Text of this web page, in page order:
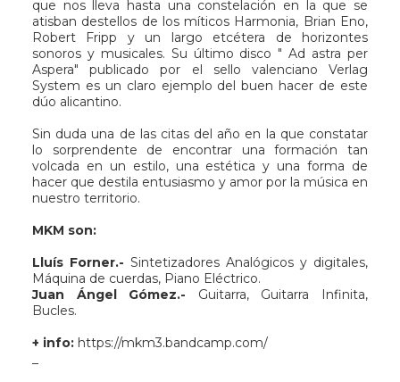
que nos lleva hasta una constelación en la que se
atisban destellos de los míticos Harmonia, Brian Eno,
Robert Fripp y un largo etcétera de horizontes
sonoros y musicales. Su último disco " Ad astra per
Aspera" publicado por el sello valenciano Verlag
System es un claro ejemplo del buen hacer de este
dúo alicantino.
Sin duda una de las citas del año en la que constatar
lo sorprendente de encontrar una formación tan
volcada en un estilo, una estética y una forma de
hacer que destila entusiasmo y amor por la música en
nuestro territorio.
MKM son:
Lluís Forner.- Sintetizadores Analógicos y digitales,
Máquina de cuerdas, Piano Eléctrico.
Juan Ángel Gómez.- Guitarra, Guitarra Infinita,
Bucles.
+ info: https://mkm3.bandcamp.com/